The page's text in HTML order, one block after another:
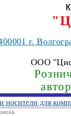
г.
ООО
носители для